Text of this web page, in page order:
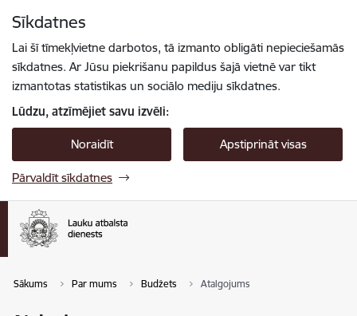
Sīkdatnes
Lai šī tīmekļvietne darbotos, tā izmanto obligāti nepieciešamās
sīkdatnes. Ar Jūsu piekrišanu papildus šajā vietnē var tikt
izmantotas statistikas un sociālo mediju sīkdatnes.
Lūdzu, atzīmējiet savu izvēli:
Noraidīt Apstiprināt visas
Pārvaldīt sīkdatnes
Sākums Par mums Budžets Atalgojums